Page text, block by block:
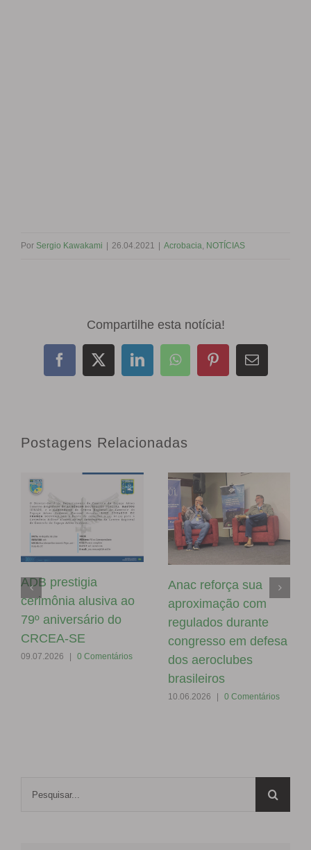
Por Sergio Kawakami | 26.04.2021 | Acrobacia, NOTÍCIAS
Compartilhe esta notícia!
Facebook
X LinkedInWhatsAppPinterest
E-
mail
Postagens Relacionadas
ADB prestigia
cerimônia alusiva ao
79º aniversário do
CRCEA-SE
09.07.2026 | 0 Comentários
Anac reforça sua
aproximação com
regulados durante
congresso em defesa
dos aeroclubes
brasileiros
10.06.2026 | 0 Comentários
Buscar